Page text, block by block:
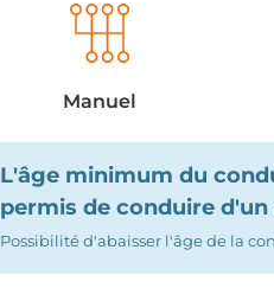
Manuel
L'âge minimum du
permis de conduire d'un
Possibilité d'abaisser l'âge de la